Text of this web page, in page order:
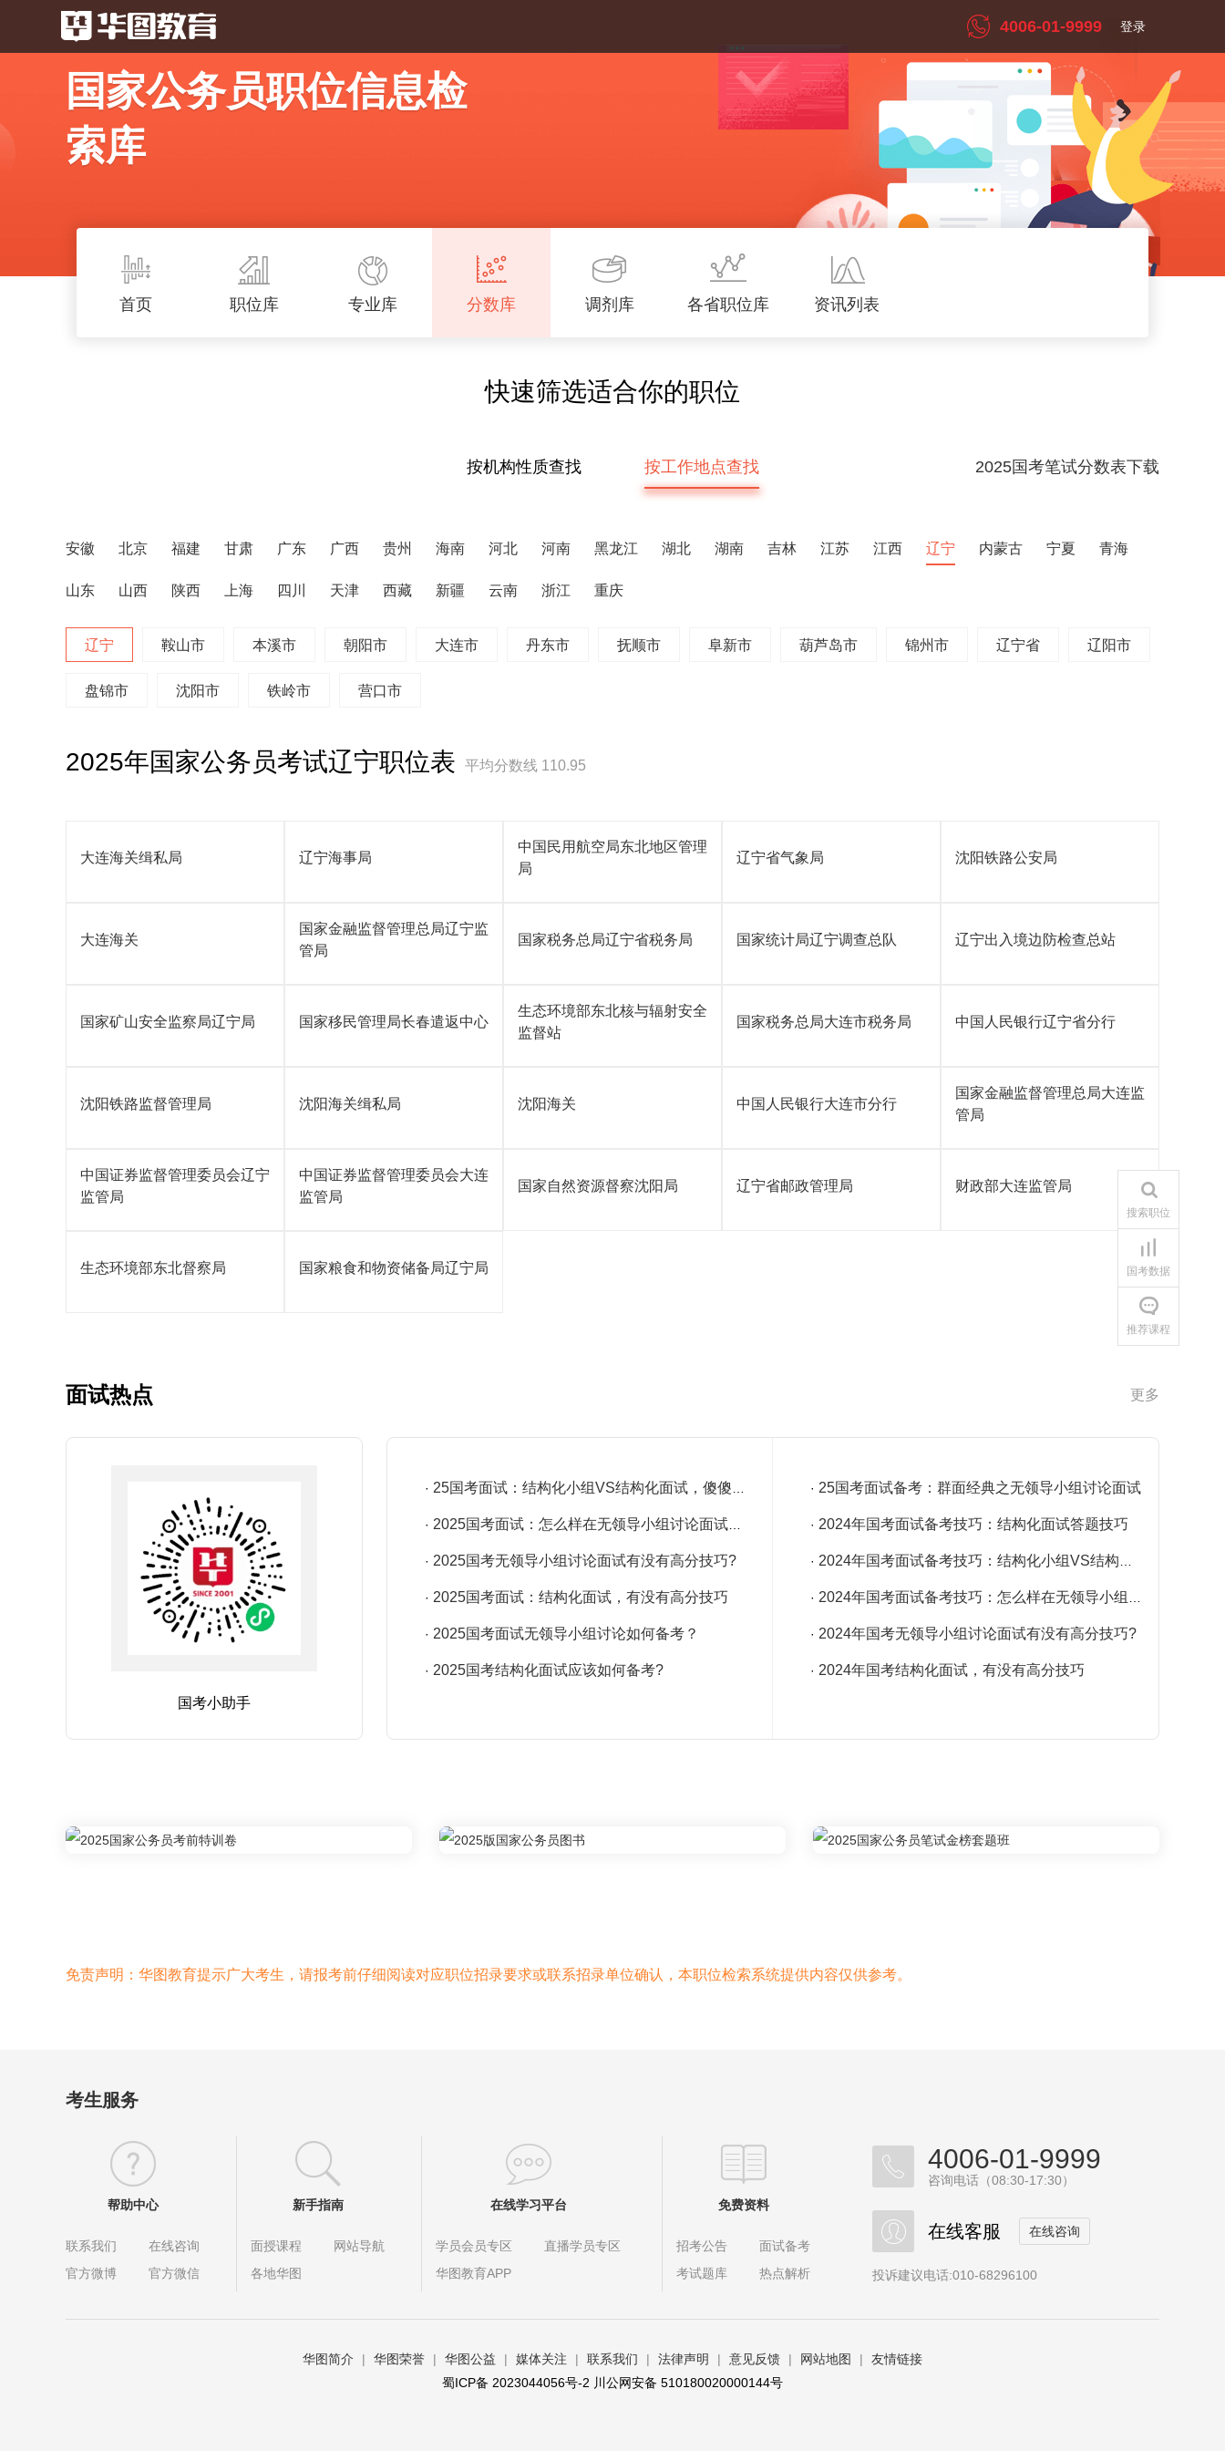
国家公务员职位信息检
索库
首页 职位库 专业库 分数库 调剂库 各省职位库 资讯列表
登录
4006-01-9999
快速筛选适合你的职位
按机构性质查找 按工作地点查找 2025国考笔试分数表下载
安徽 北京 福建 甘肃 广东 广西 贵州 海南 河北 河南 黑龙江 湖北 湖南 吉林 江苏 江西 辽宁 内蒙古 宁夏 青海
山东 山西 陕西 上海 四川 天津 西藏 新疆 云南 浙江 重庆
辽宁 鞍山市 本溪市 朝阳市 大连市 丹东市 抚顺市 阜新市 葫芦岛市 锦州市 辽宁省 辽阳市
盘锦市 沈阳市 铁岭市 营口市
2025年国家公务员考试辽宁职位表 平均分数线 110.95
大连海关缉私局 辽宁海事局
中国民用航空局东北地区管理
局
辽宁省气象局 沈阳铁路公安局
大连海关
国家金融监督管理总局辽宁监
管局
国家税务总局辽宁省税务局 国家统计局辽宁调查总队 辽宁出入境边防检查总站
国家矿山安全监察局辽宁局 国家移民管理局长春遣返中心
生态环境部东北核与辐射安全
监督站
国家税务总局大连市税务局 中国人民银行辽宁省分行
沈阳铁路监督管理局 沈阳海关缉私局 沈阳海关 中国人民银行大连市分行
国家金融监督管理总局大连监
管局
中国证券监督管理委员会辽宁
监管局
中国证券监督管理委员会大连
监管局
国家自然资源督察沈阳局 辽宁省邮政管理局 财政部大连监管局
生态环境部东北督察局 国家粮食和物资储备局辽宁局
面试热点 更多
国考小助手
· 25国考面试：结构化小组VS结构化面试，傻傻分不清?
· 2025国考面试：怎么样在无领导小组讨论面试中脱颖而出
· 2025国考无领导小组讨论面试有没有高分技巧?
· 2025国考面试：结构化面试，有没有高分技巧
· 2025国考面试无领导小组讨论如何备考？
· 2025国考结构化面试应该如何备考?
· 25国考面试备考：群面经典之无领导小组讨论面试
· 2024年国考面试备考技巧：结构化面试答题技巧
· 2024年国考面试备考技巧：结构化小组VS结构化面试，傻傻分不清?
· 2024年国考面试备考技巧：怎么样在无领导小组讨论面试中脱颖而出
· 2024年国考无领导小组讨论面试有没有高分技巧?
· 2024年国考结构化面试，有没有高分技巧
免责声明：华图教育提示广大考生，请报考前仔细阅读对应职位招录要求或联系招录单位确认，本职位检索系统提供内容仅供参考。
考生服务
帮助中心
联系我们
在线咨询
官方微博
官方微信
新手指南
面授课程
网站导航
各地华图
在线学习平台
学员会员专区
直播学员专区
华图教育APP
免费资料
招考公告
面试备考
考试题库
热点解析
4006-01-9999
咨询电话（08:30-17:30）
在线客服 在线咨询
投诉建议电话:010-68296100
华图简介 | 华图荣誉 | 华图公益 | 媒体关注 | 联系我们 | 法律声明 | 意见反馈 | 网站地图 |
友情链接
蜀ICP备 2023044056号-2 川公网安备 510180020000144号
搜索职位
国考数据
推荐课程